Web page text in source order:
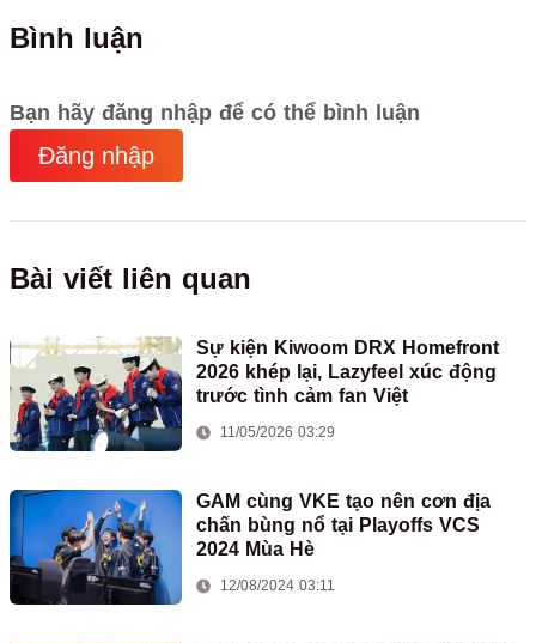
Bình luận
Bạn hãy đăng nhập để có thể bình luận
Đăng nhập
Bài viết liên quan
Sự kiện Kiwoom DRX Homefront
2026 khép lại, Lazyfeel xúc động
trước tình cảm fan Việt
11/05/2026 03:29
GAM cùng VKE tạo nên cơn địa
chấn bùng nổ tại Playoffs VCS
2024 Mùa Hè
12/08/2024 03:11